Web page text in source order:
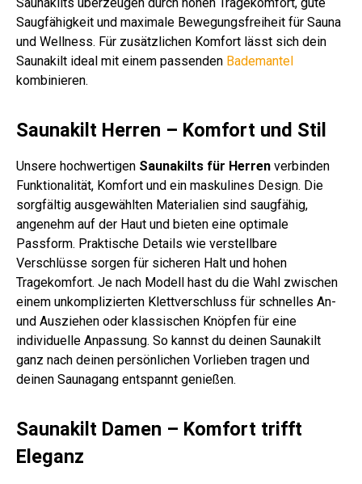
Saugfähigkeit und maximale Bewegungsfreiheit für Sauna
und Wellness. Für zusätzlichen Komfort lässt sich dein
Saunakilt ideal mit einem passenden Bademantel
kombinieren.
Saunakilt Herren – Komfort und Stil
Unsere hochwertigen Saunakilts für Herren verbinden
Funktionalität, Komfort und ein maskulines Design. Die
sorgfältig ausgewählten Materialien sind saugfähig,
angenehm auf der Haut und bieten eine optimale
Passform. Praktische Details wie verstellbare
Verschlüsse sorgen für sicheren Halt und hohen
Tragekomfort. Je nach Modell hast du die Wahl zwischen
einem unkomplizierten Klettverschluss für schnelles An-
und Ausziehen oder klassischen Knöpfen für eine
individuelle Anpassung. So kannst du deinen Saunakilt
ganz nach deinen persönlichen Vorlieben tragen und
deinen Saunagang entspannt genießen.
Saunakilt Damen – Komfort trifft
Eleganz